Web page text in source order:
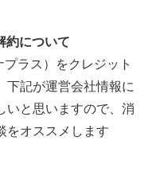
約について
ラス）をクレジット
下記が運営会社情報に
いと思いますので、消
をオススメします